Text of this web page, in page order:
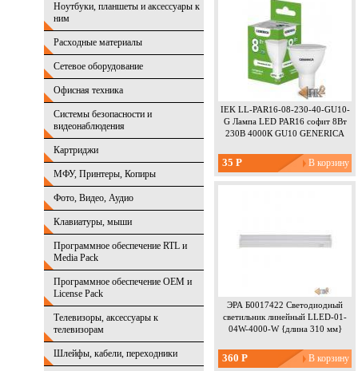
Ноутбуки, планшеты и аксессуары к
ним
Расходные материалы
Сетевое оборудование
Офисная техника
Системы безопасности и
видеонаблюдения
Картриджи
МФУ, Принтеры, Копиры
Фото, Видео, Аудио
Клавиатуры, мыши
Программное обеспечение RTL и
Media Pack
Программное обеспечение OEM и
License Pack
Телевизоры, аксессуары к
телевизорам
Шлейфы, кабели, переходники
IEK LL-PAR16-08-230-40-GU10-
G Лампа LED PAR16 софит 8Вт
230В 4000К GU10 GENERICA
35 Р
ЭРА Б0017422 Светодиодный
светильник линейный LLED-01-
04W-4000-W {длина 310 мм}
360 Р